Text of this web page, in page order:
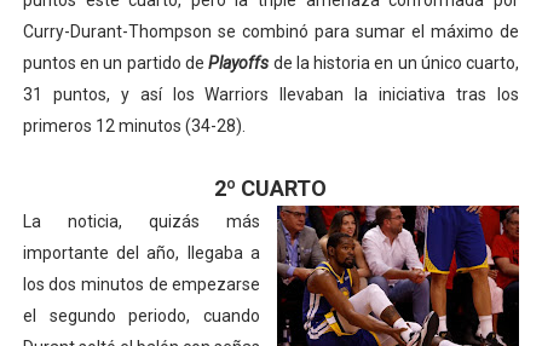
Curry-Durant-Thompson se combinó para sumar el máximo de
puntos en un partido dePlayoffs de la historia en un único cuarto,
31 puntos, y así los Warriors llevaban la iniciativa tras los
primeros 12 minutos (34-28).
2º CUARTO
La noticia, quizás más
importante del año, llegaba a
los dos minutos de empezarse
el segundo periodo, cuando